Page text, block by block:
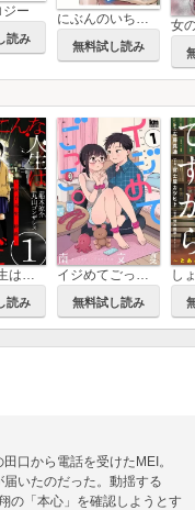
ー
読み
無料試し読み
女
こんな人生は絶対嫌だ［ばら売り］［黒蜜］
読み
イジめてごっこ。
無料試し読み
口から電話を受けたMEI。
いたのだった。動揺する
の「本心」を確認しようとす